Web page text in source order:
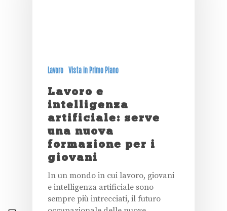
Lavoro Vista in Primo Piano
Lavoro e
intelligenza
artificiale: serve
una nuova
formazione per i
giovani
In un mondo in cui lavoro, giovani
e intelligenza artificiale sono
sempre più intrecciati, il futuro